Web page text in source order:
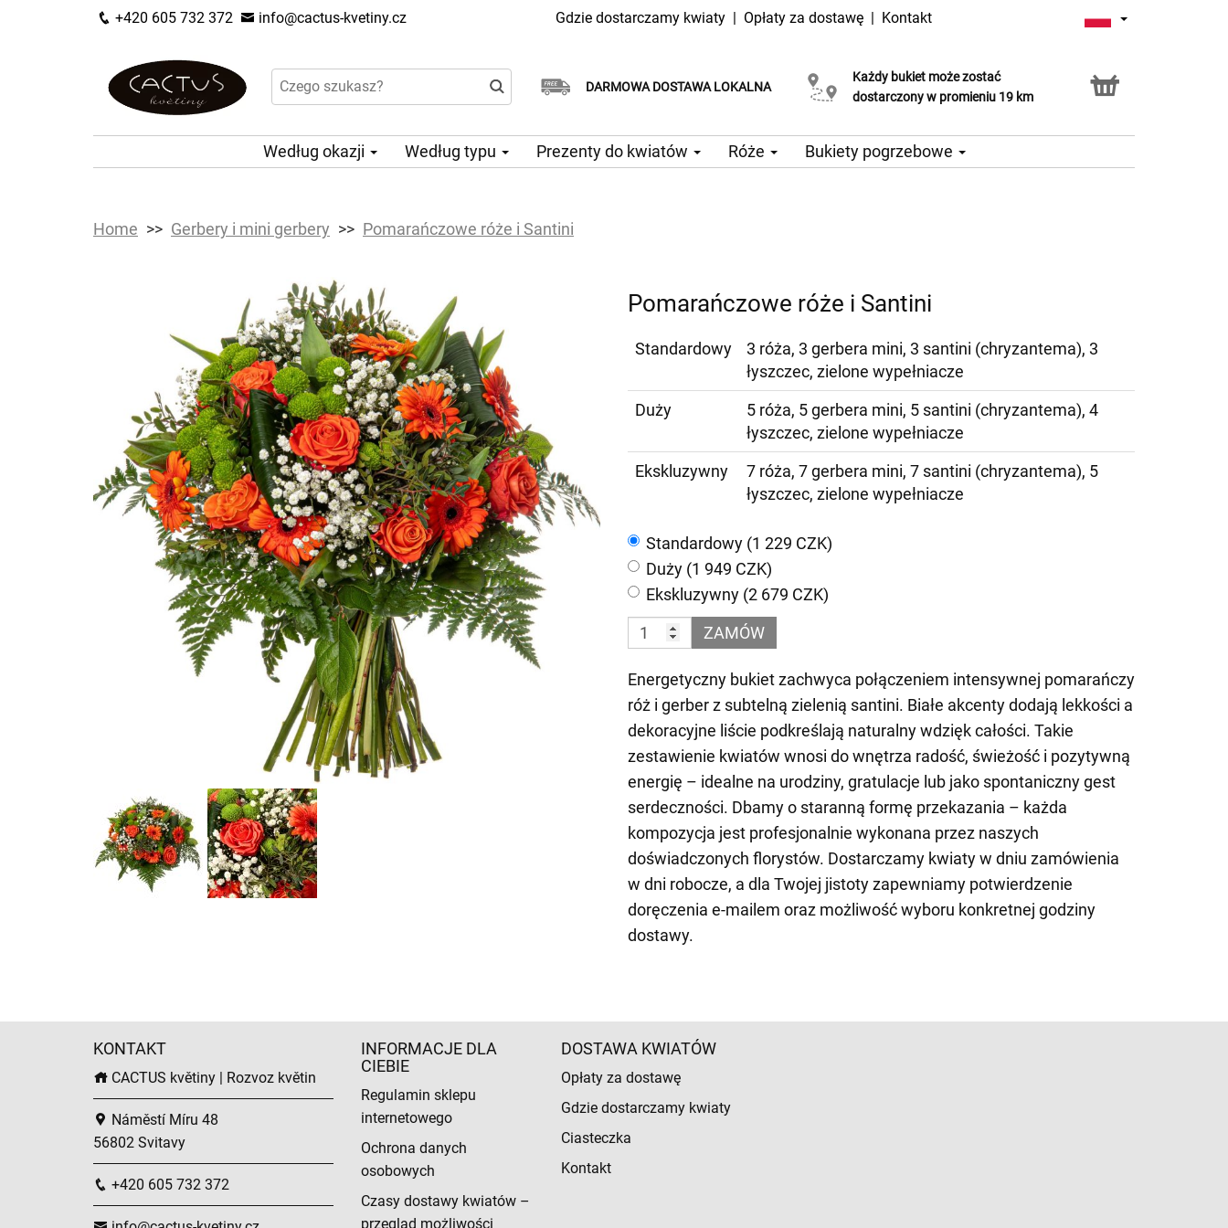
+420 605 732 372 info@cactus-kvetiny.cz Gdzie dostarczamy kwiaty | Opłaty za dostawę | Kontakt
DARMOWA DOSTAWA LOKALNA
Dostawa tego samego dnia
Wybierz datę dostawy
Każdy bukiet może zostać
dostarczony w promieniu 19 km
Usługa Click & Collect
Według okazji Według typu Prezenty do kwiatów Róże Bukiety pogrzebowe
Home Gerbery i mini gerbery Pomarańczowe róże i Santini
Pomarańczowe róże i Santini
Standardowy
3 róża, 3 gerbera mini, 3 santini (chryzantema), 3
łyszczec, zielone wypełniacze
Duży
5 róża, 5 gerbera mini, 5 santini (chryzantema), 4
łyszczec, zielone wypełniacze
Ekskluzywny
7 róża, 7 gerbera mini, 7 santini (chryzantema), 5
łyszczec, zielone wypełniacze
Standardowy (1 229 CZK)
Duży (1 949 CZK)
Ekskluzywny (2 679 CZK)
ZAMÓW
Energetyczny bukiet zachwyca połączeniem intensywnej pomarańczy
róż i gerber z subtelną zielenią santini. Białe akcenty dodają lekkości a
dekoracyjne liście podkreślają naturalny wdzięk całości. Takie
zestawienie kwiatów wnosi do wnętrza radość, świeżość i pozytywną
energię – idealne na urodziny, gratulacje lub jako spontaniczny gest
serdeczności. Dbamy o staranną formę przekazania – każda
kompozycja jest profesjonalnie wykonana przez naszych
doświadczonych florystów. Dostarczamy kwiaty w dniu zamówienia
w dni robocze, a dla Twojej jistoty zapewniamy potwierdzenie
doręczenia e-mailem oraz możliwość wyboru konkretnej godziny
dostawy.
KONTAKT
CACTUS květiny | Rozvoz květin
Náměstí Míru 48
56802 Svitavy
+420 605 732 372
INFORMACJE DLA
CIEBIE
Regulamin sklepu
internetowego
Ochrona danych
osobowych
Czasy dostawy kwiatów –
przegląd możliwości
DOSTAWA KWIATÓW
Opłaty za dostawę
Gdzie dostarczamy kwiaty
Ciasteczka
Kontakt